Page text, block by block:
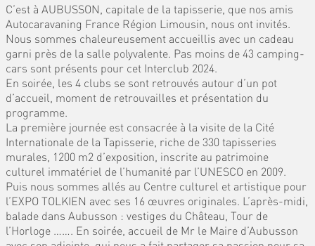
C’est à AUBUSSON, capitale de la tapisserie, que nos amis
Autocaravaning France Région Limousin, nous ont invités.
Nous sommes chaleureusement accueillis avec un cadeau
garni près de la salle polyvalente. Pas moins de 43 camping-
cars sont présents pour cet Interclub 2024.
En soirée, les 4 clubs se sont retrouvés autour d’un pot
d’accueil, moment de retrouvailles et présentation du
programme.
La première journée est consacrée à la visite de la Cité
Internationale de la Tapisserie, riche de 330 tapisseries
murales, 1200 m2 d’exposition, inscrite au patrimoine
culturel immatériel de l’humanité par l’UNESCO en 2009.
Puis nous sommes allés au Centre culturel et artistique pour
l’EXPO TOLKIEN avec ses 16 œuvres originales. L’après-midi,
balade dans Aubusson : vestiges du Château, Tour de
l’Horloge ……. En soirée, accueil de Mr le Maire d’Aubusson